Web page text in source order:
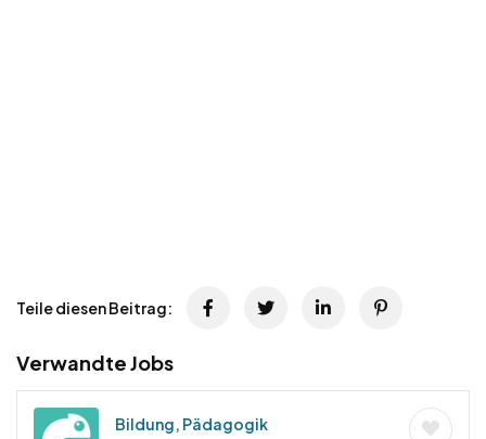
Teile diesen Beitrag:
Verwandte Jobs
Bildung, Pädagogik